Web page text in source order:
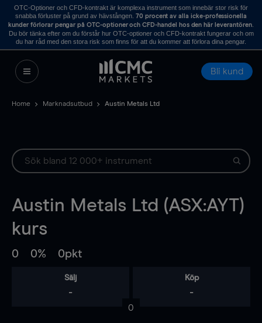
OTC-Optioner och CFD-kontrakt är komplexa instrument som innebär stor risk för
snabba förluster på grund av hävstången. 70 procent av alla icke-professionella
kunder förlorar pengar på OTC-optioner och CFD-handel hos den här leverantören.
Du bör tänka efter om du förstår hur OTC-optioner och CFD-kontrakt fungerar och om
du har råd med den stora risk som finns för att du kommer att förlora dina pengar.
Bli kund
Home Marknadsutbud Austin Metals Ltd
Austin Metals Ltd (ASX:AYT)
kurs
0 0% 0pkt
Sälj
-
Köp
-
0